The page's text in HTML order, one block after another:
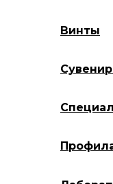
Винты